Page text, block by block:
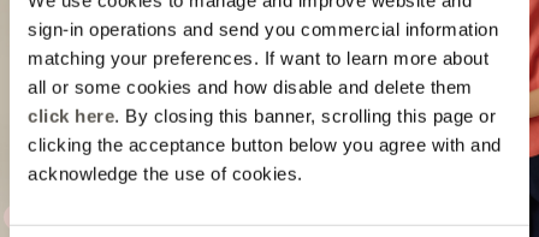
sign-in operations and send you commercial information
matching your preferences. If want to learn more about
all or some cookies and how disable and delete them
click here. By closing this banner, scrolling this page or
clicking the acceptance button below you agree with and
acknowledge the use of cookies.
Previous Next